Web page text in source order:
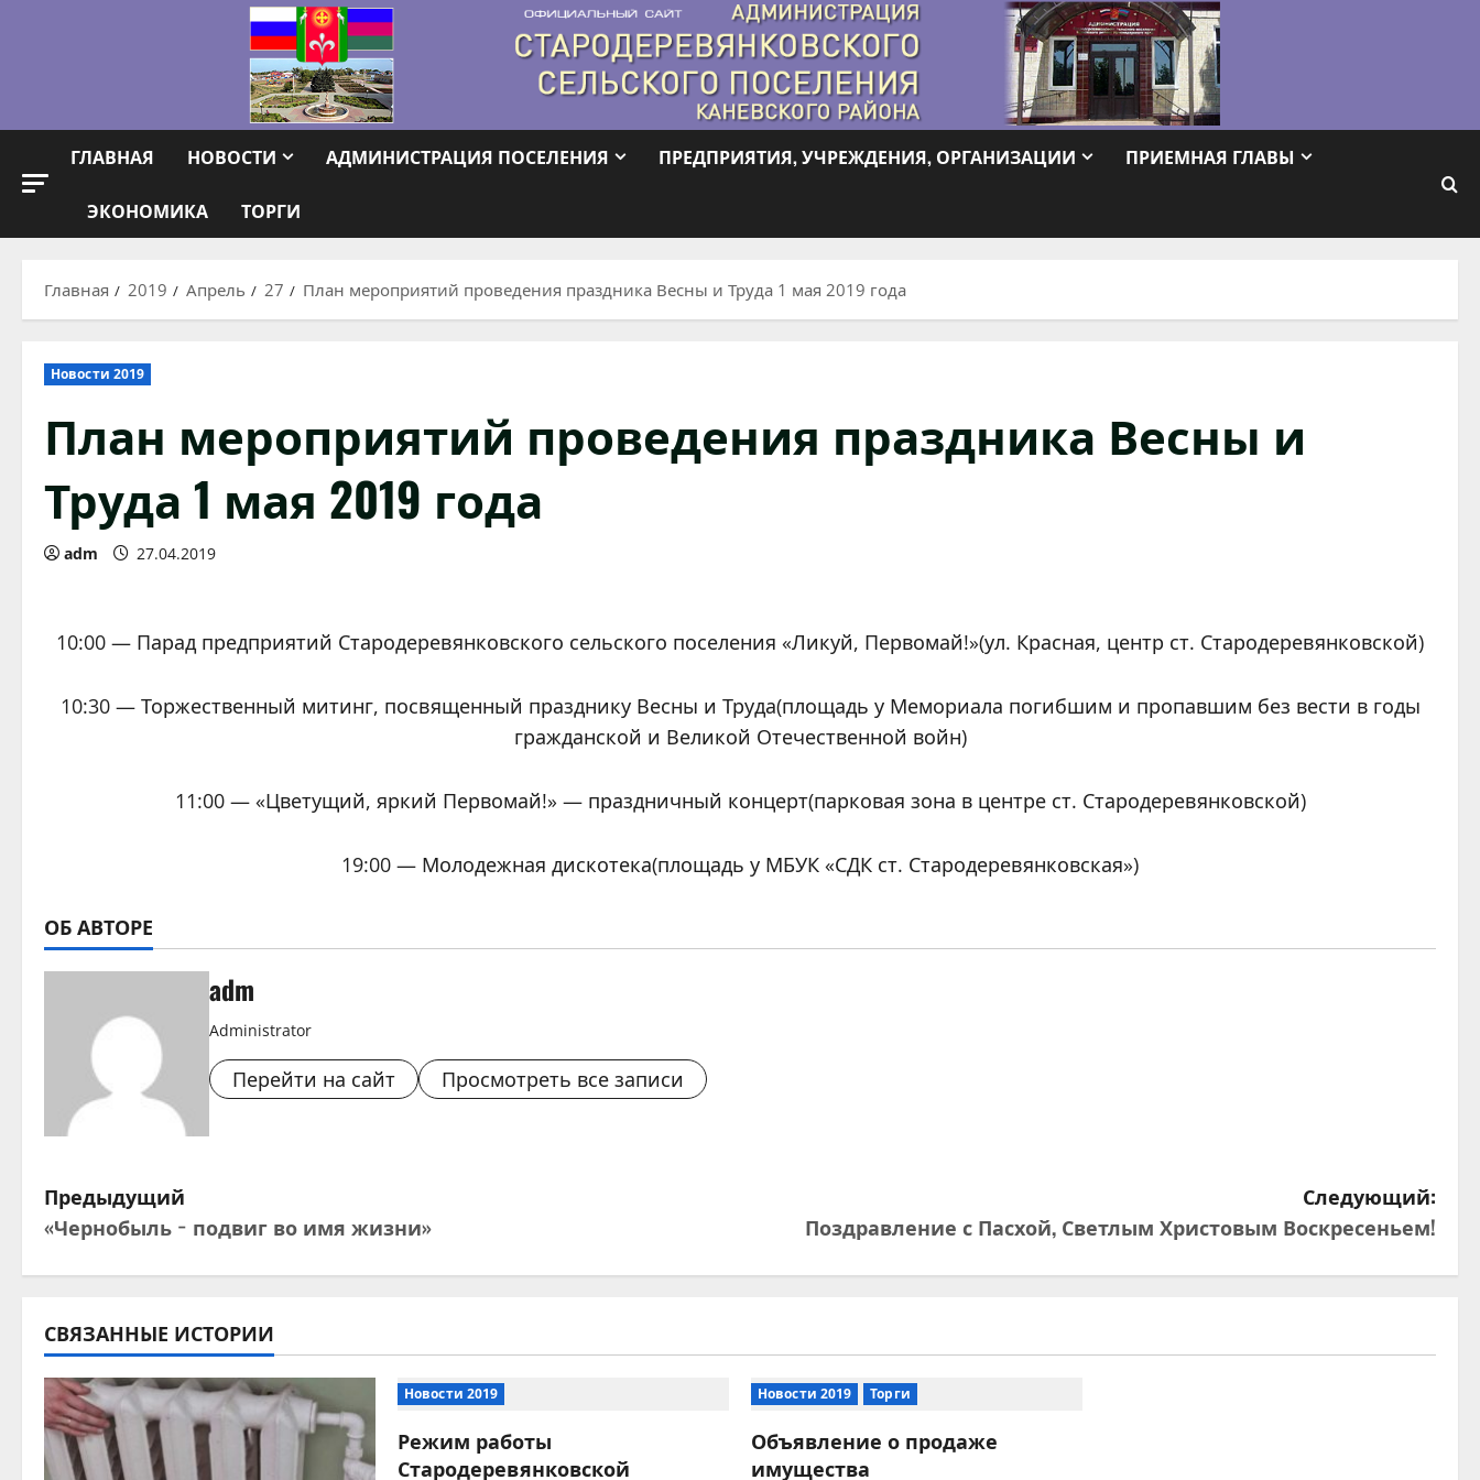
ГЛАВНАЯ НОВОСТИ АДМИНИСТРАЦИЯ ПОСЕЛЕНИЯ ПРЕДПРИЯТИЯ, УЧРЕЖДЕНИЯ, ОРГАНИЗАЦИИ ПРИЕМНАЯ ГЛАВЫ
ЭКОНОМИКА ТОРГИ
Главная 2019 Апрель 27 План мероприятий проведения праздника Весны и Труда 1 мая 2019 года
Новости 2019
План мероприятий проведения праздника Весны и
Труда 1 мая 2019 года
adm 27.04.2019
10:00 — Парад предприятий Стародеревянковского сельского поселения «Ликуй, Первомай!»(ул. Красная, центр ст. Стародеревянковской)
10:30 — Торжественный митинг, посвященный празднику Весны и Труда(площадь у Мемориала погибшим и пропавшим без вести в годы
гражданской и Великой Отечественной войн)
11:00 — «Цветущий, яркий Первомай!» — праздничный концерт(парковая зона в центре ст. Стародеревянковской)
19:00 — Молодежная дискотека(площадь у МБУК «СДК ст. Стародеревянковская»)
ОБ АВТОРЕ
adm
Administrator
Перейти на сайт Просмотреть все записи
Н
а
в
и
г
а
Предыдущий
«Чернобыль − подвиг во имя жизни»
Следующий:
Поздравление с Пасхой, Светлым Христовым Воскресеньем!
СВЯЗАННЫЕ ИСТОРИИ
Новости 2019
Режим работы
Стародеревянковской
Новости 2019 Торги
Объявление о продаже
имущества